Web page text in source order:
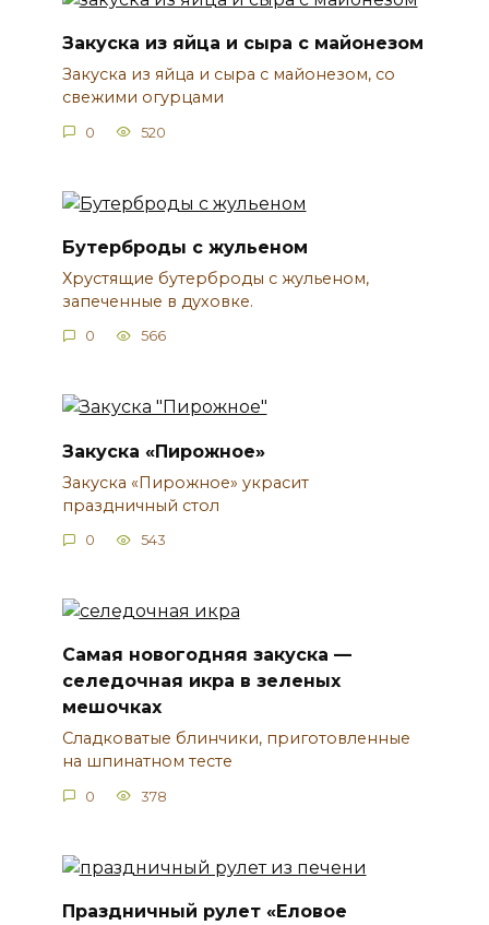
Закуска из яйца и сыра с майонезом
Закуска из яйца и сыра с майонезом, со
свежими огурцами
0 520
Бутерброды с жульеном
Хрустящие бутерброды с жульеном,
запеченные в духовке.
0 566
Закуска «Пирожное»
Закуска «Пирожное» украсит
праздничный стол
0 543
Самая новогодняя закуска —
селедочная икра в зеленых
мешочках
Сладковатые блинчики, приготовленные
на шпинатном тесте
0 378
Праздничный рулет «Еловое